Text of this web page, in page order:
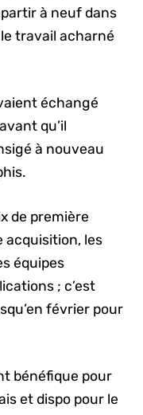
à neuf dans
travail acharné
échangé
qu’il
à nouveau
de première
acquisition, les
équipes
; c’est
février pour
bénéfique pour
et dispo pour le